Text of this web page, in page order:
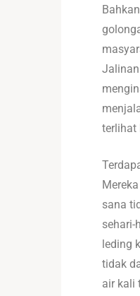
terlihat
sana
sehari-
leding
tidak
air kali